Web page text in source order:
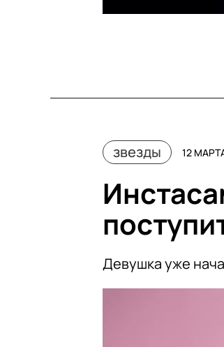
звезды 12
Девушка уже